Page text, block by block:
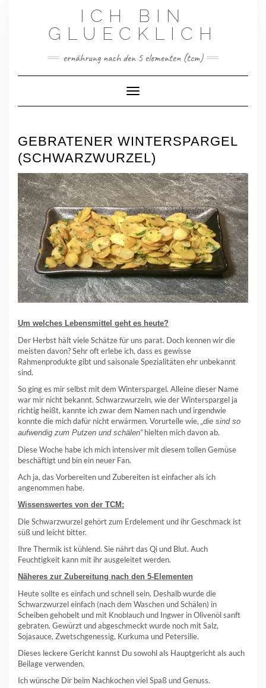
ICH BIN
GLUECKLICH
ernährung nach den 5 elementen (tcm)
Toggle Navigation
GEBRATENER WINTERSPARGEL
(SCHWARZWURZEL)
Um welches Lebensmittel geht es heute?
Der Herbst hält viele Schätze für uns parat. Doch kennen wir die
meisten davon? Sehr oft erlebe ich, dass es gewisse
Rahmenprodukte gibt und saisonale Spezialitäten ehr unbekannt
sind.
So ging es mir selbst mit dem Winterspargel. Alleine dieser Name
war mir nicht bekannt. Schwarzwurzeln, wie der Winterspargel ja
richtig heißt, kannte ich zwar dem Namen nach und irgendwie
konnte die mich dafür nicht erwärmen. Vorurteile wie, „die sind so
aufwendig zum Putzen und schälen“hielten mich davon ab.
Diese Woche habe ich mich intensiver mit diesem tollen Gemüse
beschäftigt und bin ein neuer Fan.
Ach ja, das Vorbereiten und Zubereiten ist einfacher als ich
angenommen habe.
Wissenswertes von der TCM:
Die Schwarzwurzel gehört zum Erdelement und ihr Geschmack ist
süß und leicht bitter.
Ihre Thermik ist kühlend. Sie nährt das Qi und Blut. Auch
Feuchtigkeit kann mit ihr ausgeleitet werden.
Näheres zur Zubereitung nach den 5-Elementen
Heute sollte es einfach und schnell sein. Deshalb wurde die
Schwarzwurzel einfach (nach dem Waschen und Schälen) in
Scheiben gehobelt und mit Knoblauch und Ingwer in Olivenöl sanft
gebraten. Gewürzt und abgeschmeckt wurde noch mit Salz,
Sojasauce, Zwetschgenessig, Kurkuma und Petersilie.
Dieses leckere Gericht kannst Du sowohl als Hauptgericht als auch
Beilage verwenden.
Ich wünsche Dir beim Nachkochen viel Spaß und Genuss.